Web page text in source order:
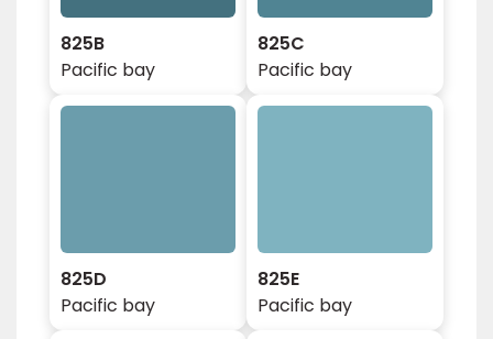
825B
Pacific bay
825C
Pacific bay
825D
Pacific bay
825E
Pacific bay